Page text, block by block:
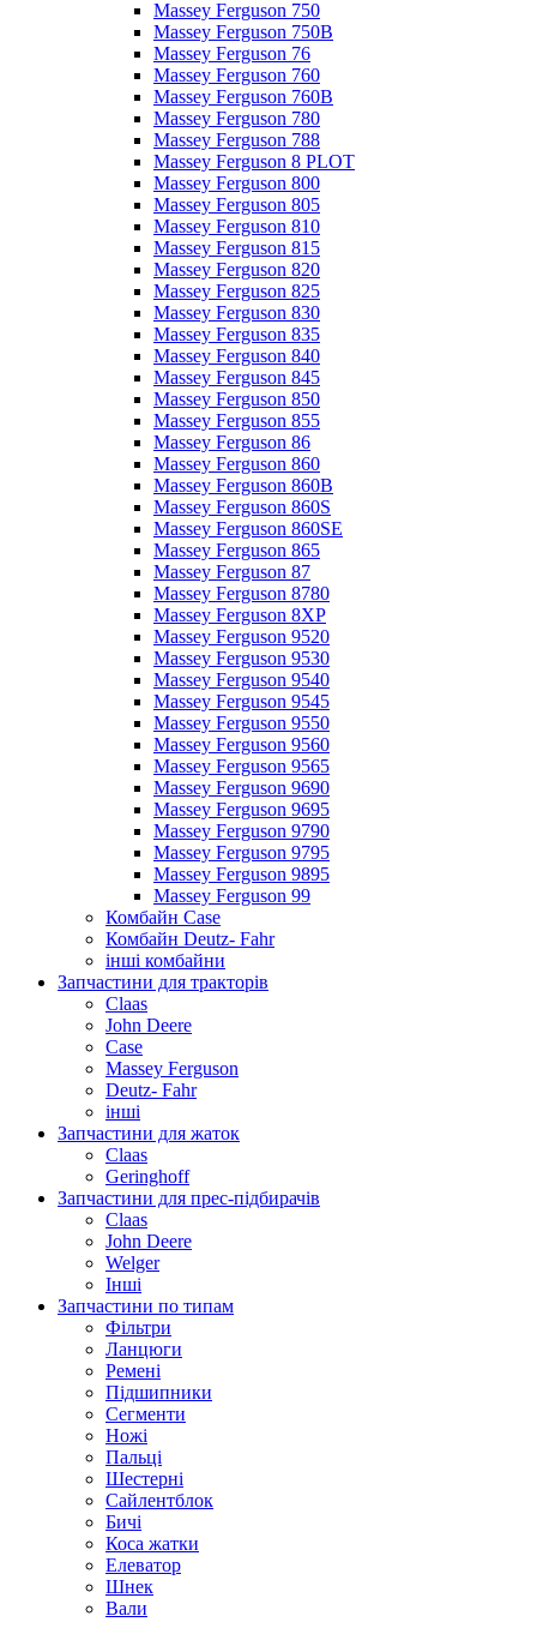
Massey Ferguson 750
Massey Ferguson 750B
Massey Ferguson 76
Massey Ferguson 760
Massey Ferguson 760B
Massey Ferguson 780
Massey Ferguson 788
Massey Ferguson 8 PLOT
Massey Ferguson 800
Massey Ferguson 805
Massey Ferguson 810
Massey Ferguson 815
Massey Ferguson 820
Massey Ferguson 825
Massey Ferguson 830
Massey Ferguson 835
Massey Ferguson 840
Massey Ferguson 845
Massey Ferguson 850
Massey Ferguson 855
Massey Ferguson 86
Massey Ferguson 860
Massey Ferguson 860B
Massey Ferguson 860S
Massey Ferguson 860SE
Massey Ferguson 865
Massey Ferguson 87
Massey Ferguson 8780
Massey Ferguson 8XP
Massey Ferguson 9520
Massey Ferguson 9530
Massey Ferguson 9540
Massey Ferguson 9545
Massey Ferguson 9550
Massey Ferguson 9560
Massey Ferguson 9565
Massey Ferguson 9690
Massey Ferguson 9695
Massey Ferguson 9790
Massey Ferguson 9795
Massey Ferguson 9895
Massey Ferguson 99
Комбайн Case
Комбайн Deutz- Fahr
інші комбайни
Запчастини для тракторів
Claas
John Deere
Case
Massey Ferguson
Deutz- Fahr
інші
Запчастини для жаток
Claas
Geringhoff
Запчастини для прес-підбирачів
Claas
John Deere
Welger
Інші
Запчастини по типам
Фільтри
Ланцюги
Ремені
Підшипники
Сегменти
Ножі
Пальці
Шестерні
Сайлентблок
Бичі
Коса жатки
Елеватор
Шнек
Вали